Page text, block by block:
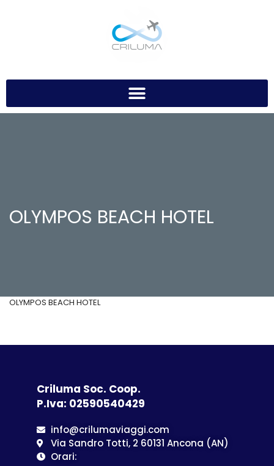
OLYMPOS BEACH HOTEL
OLYMPOS BEACH HOTEL
Criluma Soc. Coop.
P.Iva: 02590540429
info@crilumaviaggi.com
Via Sandro Totti, 2 60131 Ancona (AN)
Orari: